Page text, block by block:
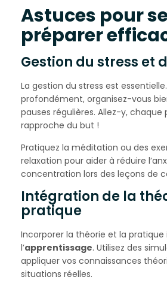
Astuces pour
préparer
Gestion du stress et
La gestion du stress est
profondément, organisez-vous
pauses régulières. Allez-y,
rapproche du but !
Pratiquez la méditation ou des
relaxation pour aider à réduire
concentration lors des leçons de
Intégration de la
pratique
Incorporer la théorie et la pratique
l’apprentissage. Utilisez des
appliquer vos connaissances
situations réelles.